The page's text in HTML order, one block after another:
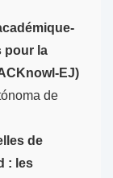
pour la
EJ)
de
de
: les